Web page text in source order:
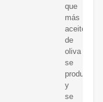
que
más
aceite
de
oliva
se
produce
y
se